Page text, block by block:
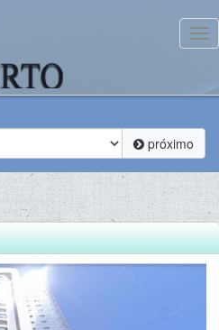
próximo